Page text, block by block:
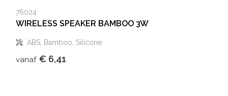
76024
WIRELESS SPEAKER BAMBOO 3W
ABS, Bamboo, Silicone
vanaf € 6,41